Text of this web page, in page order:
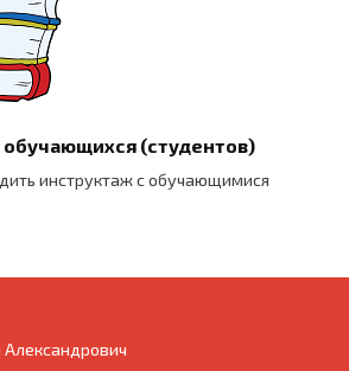
(студентов)
инструктаж с обучающимися